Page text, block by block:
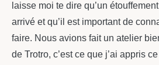
laisse moi te dire qu’un
arrivé et qu’il est important de
faire. Nous avions fait un atelier
de Trotro, c’est ce que j’ai appris